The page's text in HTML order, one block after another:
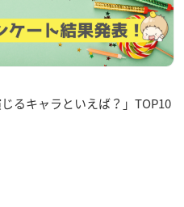
るキャラといえば？」TOP10